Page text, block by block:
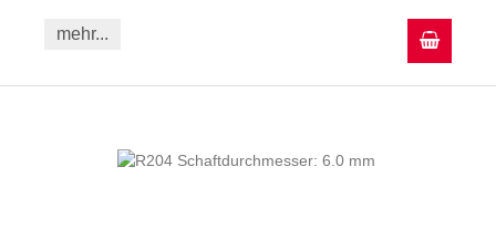
mehr... In den